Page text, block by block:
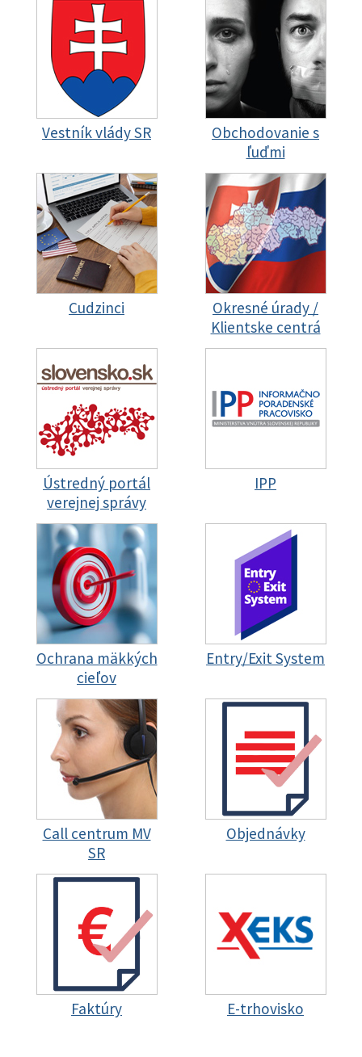
Vestník vlády SR
Obchodovanie s
ľuďmi
Cudzinci
Okresné úrady /
Klientske centrá
Ústredný portál
verejnej správy
IPP
Ochrana mäkkých
cieľov
Entry/Exit System
Call centrum MV
SR
Objednávky
Faktúry E-trhovisko